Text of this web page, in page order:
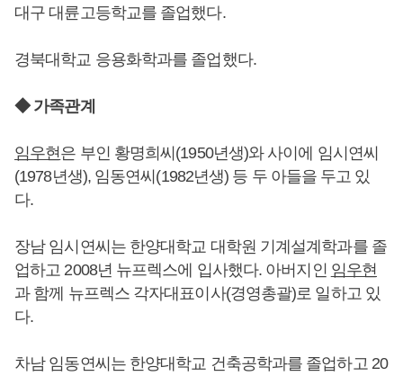
대구 대륜고등학교를 졸업했다.
경북대학교 응용화학과를 졸업했다.
◆ 가족관계
임우현은 부인 황명희씨(1950년생)와 사이에 임시연씨
(1978년생), 임동연씨(1982년생) 등 두 아들을 두고 있
다.
장남 임시연씨는 한양대학교 대학원 기계설계학과를 졸
업하고 2008년 뉴프렉스에 입사했다. 아버지인 임우현
과 함께 뉴프렉스 각자대표이사(경영총괄)로 일하고 있
다.
차남 임동연씨는 한양대학교 건축공학과를 졸업하고 20